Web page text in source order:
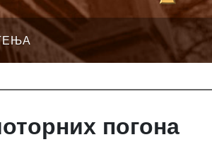
погона